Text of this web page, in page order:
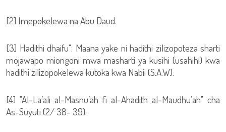
[2] Imepokelewa na Abu Daud.
[3] Hadithi dhaifu": Maana yake ni hadithi zilizopoteza sharti
mojawapo miongoni mwa masharti ya kusihi (usahihi) kwa
hadithi zilizopokelewa kutoka kwa Nabii (S.A.W).
[4] "Al-La’ali al-Masnu’ah fi al-Ahadith al-Maudhu’ah" cha
As-Suyuti (2/ 38- 39).